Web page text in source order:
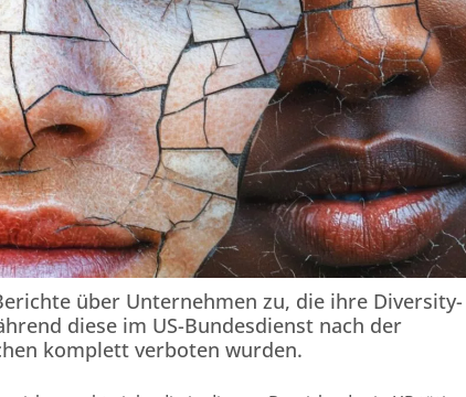
über Unternehmen zu, die ihre Diversity-
diese im US-Bundesdienst nach der
komplett verboten wurden.